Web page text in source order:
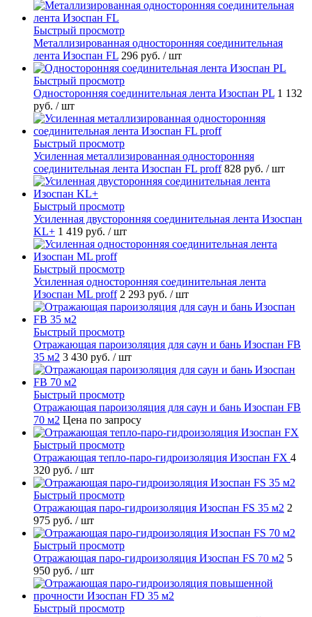
Быстрый просмотр
Металлизированная односторонняя соединительная
лента Изоспан FL 296 руб. / шт
Быстрый просмотр
Односторонняя соединительная лента Изоспан PL 1 132
руб. / шт
Быстрый просмотр
Усиленная металлизированная односторонняя
соединительная лента Изоспан FL proff 828 руб. / шт
Быстрый просмотр
Усиленная двусторонняя соединительная лента Изоспан
KL+ 1 419 руб. / шт
Быстрый просмотр
Усиленная односторонняя соединительная лента
Изоспан ML proff 2 293 руб. / шт
Быстрый просмотр
Отражающая пароизоляция для саун и бань Изоспан FB
35 м2 3 430 руб. / шт
Быстрый просмотр
Отражающая пароизоляция для саун и бань Изоспан FB
70 м2 Цена по запросу
Быстрый просмотр
Отражающая тепло-паро-гидроизоляция Изоспан FХ 4
320 руб. / шт
Быстрый просмотр
Отражающая паро-гидроизоляция Изоспан FS 35 м2 2
975 руб. / шт
Быстрый просмотр
Отражающая паро-гидроизоляция Изоспан FS 70 м2 5
950 руб. / шт
Быстрый просмотр